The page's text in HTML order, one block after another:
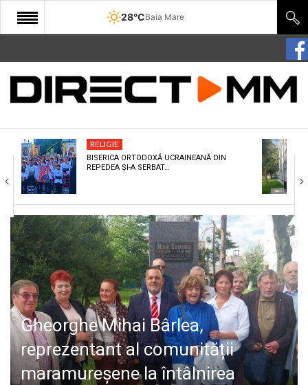
28°CBaia Mare
START
COMUNITATE
CULTURA
ECONOMIE
SANATATE
SPORT
SPECIAL
POLITIC
LIFE
RELIGIE
BISERICA ORTODOXĂ UCRAINEANĂ DIN
REPEDEA ȘI-A SERBAT…
Gheorghe Mihai Bârlea,
reprezentant al comunității
maramureșene la întâlnirea